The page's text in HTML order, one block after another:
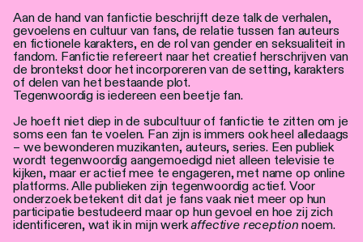
Aan de hand van fanfictie beschrijft deze talk de verhalen,
gevoelens en cultuur van fans, de relatie tussen fan auteurs
en fictionele karakters, en de rol van gender en seksualiteit in
fandom. Fanfictie refereert naar het creatief herschrijven van
de brontekst door het incorporeren van de setting, karakters
of delen van het bestaande plot.
Tegenwoordig is iedereen een beetje fan.
Je hoeft niet diep in de subcultuur of fanfictie te zitten om je
soms een fan te voelen. Fan zijn is immers ook heel alledaags
– we bewonderen muzikanten, auteurs, series. Een publiek
wordt tegenwoordig aangemoedigd niet alleen televisie te
kijken, maar er actief mee te engageren, met name op online
platforms. Alle publieken zijn tegenwoordig actief. Voor
onderzoek betekent dit dat je fans vaak niet meer op hun
participatie bestudeerd maar op hun gevoel en hoe zij zich
identificeren, wat ik in mijn werkaffective reception noem.